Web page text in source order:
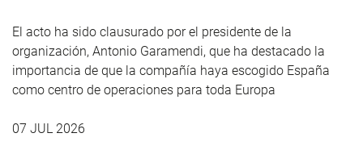
El acto ha sido clausurado por el presidente de la
organización, Antonio Garamendi, que ha destacado la
importancia de que la compañía haya escogido España
como centro de operaciones para toda Europa
07 JUL 2026